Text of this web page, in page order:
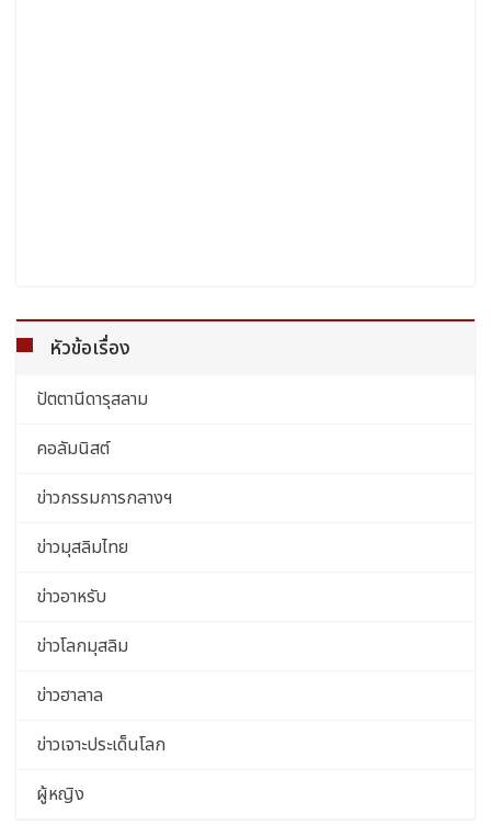
หัวข้อเรื่อง
ปัตตานีดารุสลาม
คอลัมนิสต์
ข่าวกรรมการกลางฯ
ข่าวมุสลิมไทย
ข่าวอาหรับ
ข่าวโลกมุสลิม
ข่าวฮาลาล
ข่าวเจาะประเด็นโลก
ผู้หญิง